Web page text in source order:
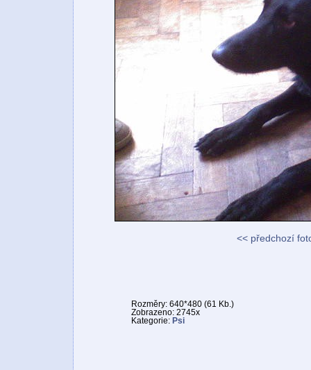
<< předchozí
Rozměry: 640*480 (61 Kb.)
Zobrazeno: 2745x
Kategorie: Psi